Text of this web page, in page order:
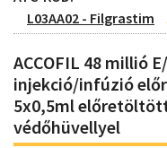
L03AA02 - Filgrastim
ACCOFIL 48 millió
injekció/infúzió
5x0,5ml
védőhüvellyel